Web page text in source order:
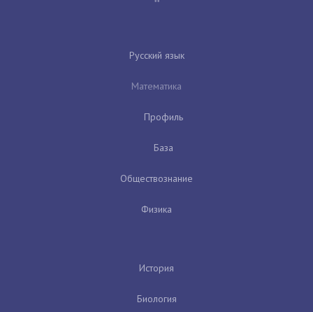
Русский язык
Математика
Профиль
База
Обществознание
Физика
История
Биология